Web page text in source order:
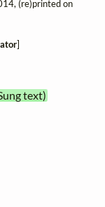
(re)printed on
]
text)